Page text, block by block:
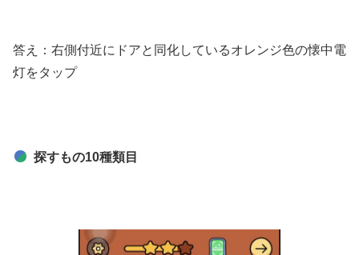
答え：右側付近にドアと同化しているオレンジ色の懐中電
灯をタップ
探すもの10種類目